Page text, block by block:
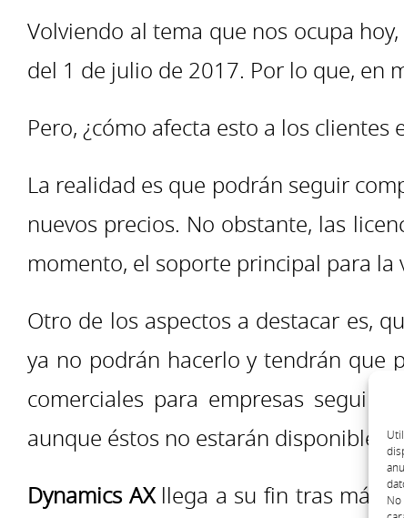
Volviendo al tema que nos ocupa
del 1 de julio de 2017. Por lo que, en
Pero, ¿cómo afecta esto a los clientes
La realidad es que podrán seguir
nuevos precios. No obstante, las
momento, el soporte principal para la
Otro de los aspectos a destacar es,
ya no podrán hacerlo y tendrán que
comerciales para empresas
aunque éstos no estarán disponibles
Dynamics AXllega a su fin tras más